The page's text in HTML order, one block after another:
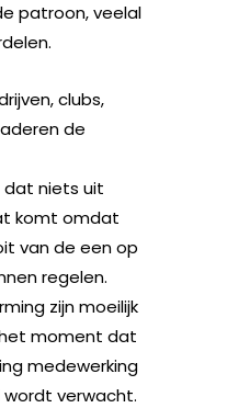
patroon, veelal
clubs,
de
niets uit
komt omdat
van de een op
regelen.
zijn moeilijk
moment dat
medewerking
verwacht.